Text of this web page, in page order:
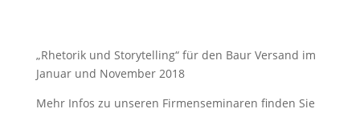
„Rhetorik und Storytelling“ für den Baur Versand im
Januar und November 2018
Mehr Infos zu unseren Firmenseminaren finden Sie